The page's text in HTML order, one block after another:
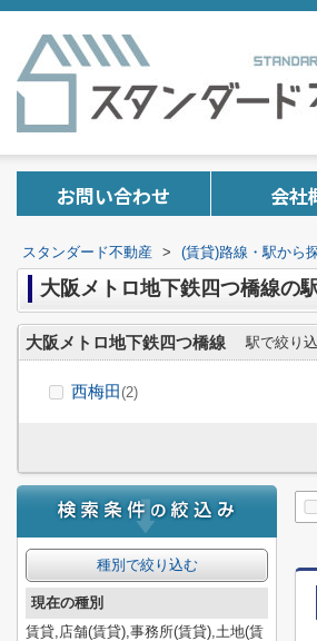
お問い合わせ 会社
スタンダード不動産 > (賃貸)路線・駅から
大阪メトロ地下鉄四つ橋線の
大阪メトロ地下鉄四つ橋線 駅で絞り
西梅田(2)
種別で絞り込む
現在の種別
賃貸,店舗(賃貸),事務所(賃貸),土地(賃